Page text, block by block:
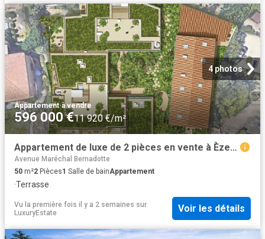
4 photos
Appartement·à vendre
596 000 €11 920 €/m²
Appartement de luxe de 2 pièces en vente à Èze, France
Avenue Maréchal Bernadotte
50 m²2 Pièces1 Salle de bainAppartement
·Terrasse
Vu la première fois il y a 2 semaines sur
LuxuryEstate
Voir les détails